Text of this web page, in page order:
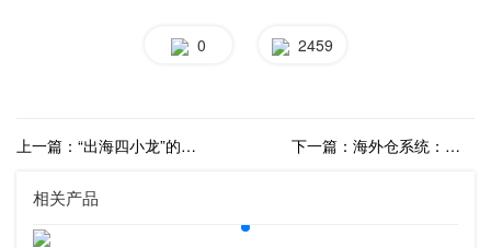
0 2459
上一篇：“出海四小龙”的全球化之路：跨境电商如何应对海外监管与市场波动？ 下一篇：海外仓系统：提升跨境电商管理效率与信息透明度的关键
相关产品